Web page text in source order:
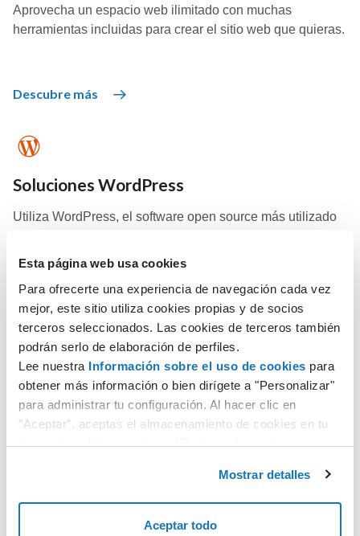
Esta página web usa cookies
Para ofrecerte una experiencia de navegación cada vez
mejor, este sitio utiliza cookies propias y de socios
terceros seleccionados. Las cookies de terceros también
podrán serlo de elaboración de perfiles.
Lee nuestra Información sobre el uso de cookies para
obtener más información o bien dirígete a "Personalizar"
para administrar tu configuración. Al hacer clic en
"Aceptar", aceptas el almacenamiento de cookies en tu
dispositivo. Al hacer clic en “Rechazar“, aceptas
Mostrar detalles
Aceptar todo
Aprovecha un espacio web ilimitado con muchas
herramientas incluidas para crear el sitio web que quieras.
Descubre más
Soluciones WordPress
Utiliza WordPress, el software open source más utilizado
Descubre más
Sito Swite
Elige las redes sociales, selecciona el aspecto gráfico y tu